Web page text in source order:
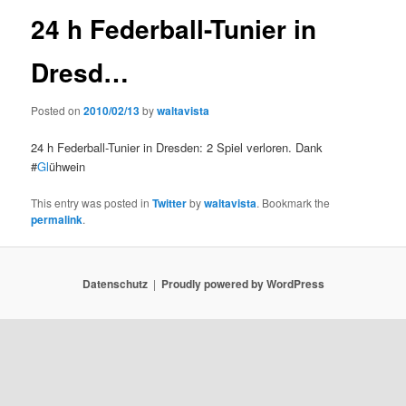
24 h Federball-Tunier in
Dresd…
Posted on2010/02/13bywaltavista
24 h Federball-Tunier in Dresden: 2 Spiel verloren. Dank
#Glühwein
This entry was posted inTwitterbywaltavista. Bookmark the
permalink.
Datenschutz Proudly powered by WordPress